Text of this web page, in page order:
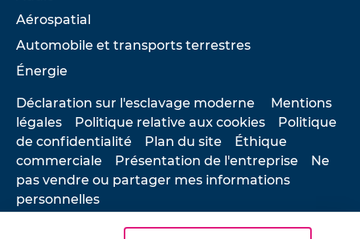
Aérospatial
Automobile et transports terrestres
Énergie
Déclaration sur l'esclavage moderne
Mentions
légales
Politique relative aux cookies
Politique
de confidentialité
Plan du site
Éthique
commerciale
Présentation de l'entreprise
Ne
pas vendre ou partager mes informations
personnelles